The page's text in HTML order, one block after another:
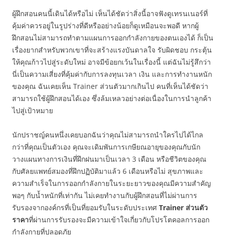
ผู้ฝึกสอนคนนี้เดินได้หรือไม่ เห็นได้ชัดว่าสิ่งนี้อาจฟังดูเทรนเนอร์ที่
คุ้มค่าควรอยู่ในรูปร่างที่ดีหรืออย่างน้อยก็ดูเหมือนจะพอดี หากผู้
ฝึกสอนไม่สามารถทำตามแผนการออกกำลังกายของตนเองได้ ก็เป็น
เรื่องยากสำหรับพวกเขาที่จะสร้างแรงบันดาลใจ รับผิดชอบ กระตุ้น
ให้คุณก้าวไปสู่ระดับใหม่ อาจมีข้อยกเว้นในเรื่องนี้ แต่ฉันไม่รู้สึกว่า
นี่เป็นความเสี่ยงที่คุ้มค่ากับการลงทุนเวลา เงิน และการทำงานหนัก
ของคุณ ฉันเคยเห็น Trainer ส่วนตัวมากเกินไป คนที่เห็นได้ชัดว่า
สามารถใช้ผู้ฝึกสอนได้เอง ซึ่งล้มเหลวอย่างต่อเนื่องในการนำลูกค้า
ไปสู่เป้าหมาย
นักปราชญ์คนหนึ่งเคยบอกฉันว่าคุณไม่สามารถนำใครไปได้ไกล
กว่าที่คุณเป็นตัวเอง คุณจะเดิมพันการเกษียณอายุของคุณกับนัก
วางแผนทางการเงินที่ฝึกฝนมาเป็นเวลา 3 เดือน หรือชีวิตของคุณ
กับศัลยแพทย์สมองที่ฝึกปฏิบัติมาแล้ว 6 เดือนหรือไม่ สุขภาพและ
ความสำเร็จในการออกกำลังกายในระยะยาวของคุณมีความสำคัญ
พอๆ กับน้ำหนักที่เท่ากัน ไม่เคยทำงานกับผู้ฝึกสอนที่ไม่ผ่านการ
รับรองจากองค์กรที่เป็นที่ยอมรับในระดับประเทศ Trainer ส่วนตัว
ราคาที่ผ่านการรับรองจะมีความเข้าใจเกี่ยวกับโปรโตคอลการออก
กำลังกายที่ปลอดภัย